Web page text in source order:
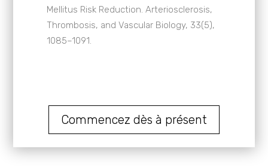
Mellitus Risk Reduction. Arteriosclerosis,
Thrombosis, and Vascular Biology, 33(5),
1085–1091.
Commencez dès à présent